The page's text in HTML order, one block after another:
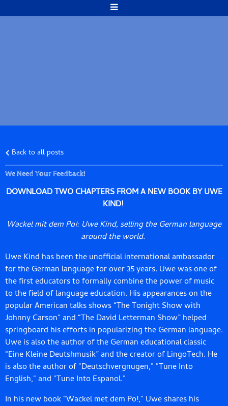
Back to all posts
We Need Your Feedback!
DOWNLOAD TWO CHAPTERS FROM A NEW BOOK BY UWE
KIND!
Wackel mit dem Po!: Uwe Kind, selling the German language
around the world.
Uwe Kind has been the unofficial international ambassador
for the German language for over 35 years. Uwe was one of
the first educators to formally combine the power of music
to the field of language education. His appearances on the
popular American talks shows “The Tonight Show with
Johnny Carson" and “The David Letterman Show” helped
springboard his efforts in popularizing the German language.
Uwe is also the author of the German educational classic
“Eine Kleine Deutshmusik” and the creator of LingoTech. He
is also the author of "Deutschvergnugen," "Tune Into
English," and "Tune Into Espanol."
In his new book “Wackel met dem Po!," Uwe shares his